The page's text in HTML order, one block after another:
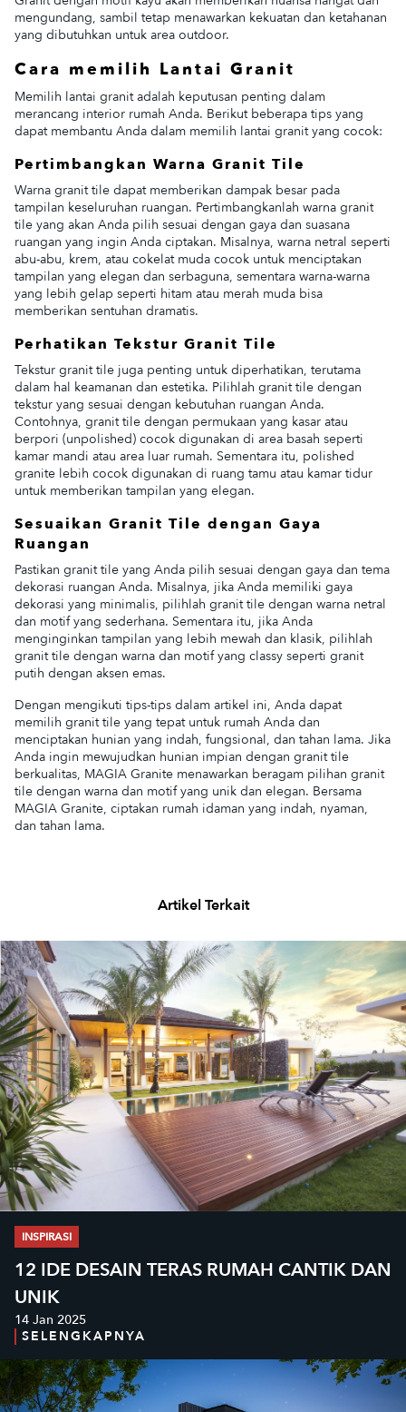
mengundang, sambil tetap menawarkan kekuatan dan ketahanan
yang dibutuhkan untuk area outdoor.
Cara memilih Lantai Granit
Memilih lantai granit adalah keputusan penting dalam
merancang interior rumah Anda. Berikut beberapa tips yang
dapat membantu Anda dalam memilih lantai granit yang cocok:
Pertimbangkan Warna Granit Tile
Warna granit tile dapat memberikan dampak besar pada
tampilan keseluruhan ruangan. Pertimbangkanlah warna granit
tile yang akan Anda pilih sesuai dengan gaya dan suasana
ruangan yang ingin Anda ciptakan. Misalnya, warna netral seperti
abu-abu, krem, atau cokelat muda cocok untuk menciptakan
tampilan yang elegan dan serbaguna, sementara warna-warna
yang lebih gelap seperti hitam atau merah muda bisa
memberikan sentuhan dramatis.
Perhatikan Tekstur Granit Tile
Tekstur granit tile juga penting untuk diperhatikan, terutama
dalam hal keamanan dan estetika. Pilihlah granit tile dengan
tekstur yang sesuai dengan kebutuhan ruangan Anda.
Contohnya, granit tile dengan permukaan yang kasar atau
berpori (unpolished) cocok digunakan di area basah seperti
kamar mandi atau area luar rumah. Sementara itu, polished
granite lebih cocok digunakan di ruang tamu atau kamar tidur
untuk memberikan tampilan yang elegan.
Sesuaikan Granit Tile dengan Gaya
Ruangan
Pastikan granit tile yang Anda pilih sesuai dengan gaya dan tema
dekorasi ruangan Anda. Misalnya, jika Anda memiliki gaya
dekorasi yang minimalis, pilihlah granit tile dengan warna netral
dan motif yang sederhana. Sementara itu, jika Anda
menginginkan tampilan yang lebih mewah dan klasik, pilihlah
granit tile dengan warna dan motif yang classy seperti granit
putih dengan aksen emas.
Dengan mengikuti tips-tips dalam artikel ini, Anda dapat
memilih granit tile yang tepat untuk rumah Anda dan
menciptakan hunian yang indah, fungsional, dan tahan lama. Jika
Anda ingin mewujudkan hunian impian dengan granit tile
berkualitas, MAGIA Granite menawarkan beragam pilihan granit
tile dengan warna dan motif yang unik dan elegan. Bersama
MAGIA Granite, ciptakan rumah idaman yang indah, nyaman,
dan tahan lama.
Artikel Terkait
INSPIRASI
12 IDE DESAIN TERAS RUMAH CANTIK DAN
UNIK
14 Jan 2025
SELENGKAPNYA